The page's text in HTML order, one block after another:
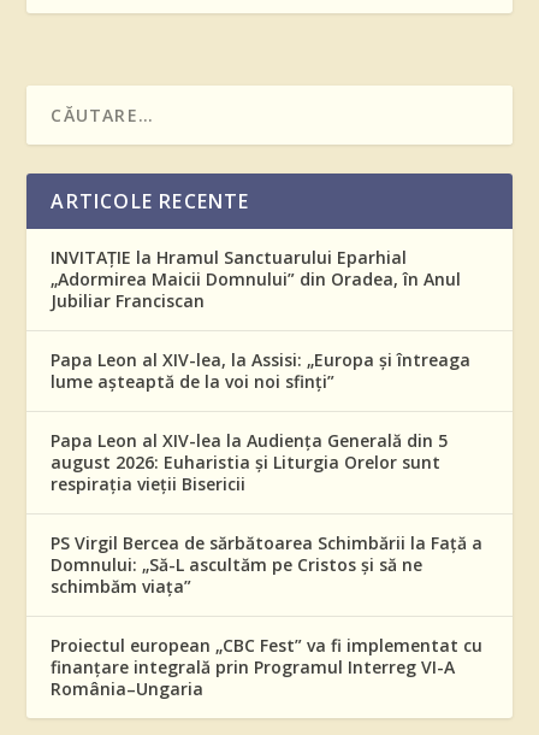
ARTICOLE RECENTE
INVITAȚIE la Hramul Sanctuarului Eparhial
„Adormirea Maicii Domnului” din Oradea, în Anul
Jubiliar Franciscan
Papa Leon al XIV-lea, la Assisi: „Europa și întreaga
lume așteaptă de la voi noi sfinți”
Papa Leon al XIV-lea la Audiența Generală din 5
august 2026: Euharistia și Liturgia Orelor sunt
respirația vieții Bisericii
PS Virgil Bercea de sărbătoarea Schimbării la Față a
Domnului: „Să-L ascultăm pe Cristos și să ne
schimbăm viața”
Proiectul european „CBC Fest” va fi implementat cu
finanțare integrală prin Programul Interreg VI-A
România–Ungaria